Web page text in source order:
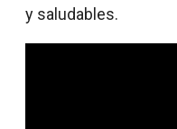
y saludables.